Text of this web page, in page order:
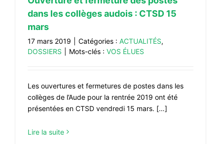
dans les collèges audois : CTSD 15
mars
17 mars 2019 Catégories : ACTUALITÉS,
DOSSIERS
Mots-clés : VOS ÉLUES
Les ouvertures et fermetures de postes dans les
collèges de l’Aude pour la rentrée 2019 ont été
présentées en CTSD vendredi 15 mars. […]
Lire la suite